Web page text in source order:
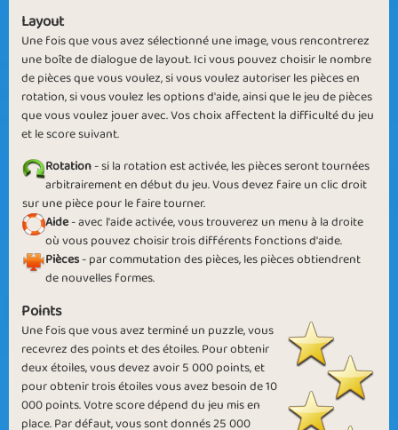
Pictures in Pieces Greater than Great
Pricey Photos Creating Pictures
Brick in the Wall Piece by Piece
Layout
Une fois que vous avez sélectionné une image, vous rencontrerez
une boîte de dialogue de layout. Ici vous pouvez choisir le nombre
de pièces que vous voulez, si vous voulez autoriser les pièces en
rotation, si vous voulez les options d'aide, ainsi que le jeu de pièces
que vous voulez jouer avec. Vos choix affectent la difficulté du jeu
et le score suivant.
Rotation- si la rotation est activée, les pièces seront tournées
arbitrairement en début du jeu. Vous devez faire un clic droit
sur ​​une pièce pour le faire tourner.
Aide- avec l'aide activée, vous trouverez un menu à la droite
où vous pouvez choisir trois différents fonctions d'aide.
Pièces- par commutation des pièces, les pièces obtiendrent
de nouvelles formes.
Points
Une fois que vous avez terminé un puzzle, vous
recevrez des points et des étoiles. Pour obtenir
deux étoiles, vous devez avoir 5 000 points, et
pour obtenir trois étoiles vous avez besoin de 10
000 points. Votre score dépend du jeu mis en
place. Par défaut, vous sont donnés 25 000